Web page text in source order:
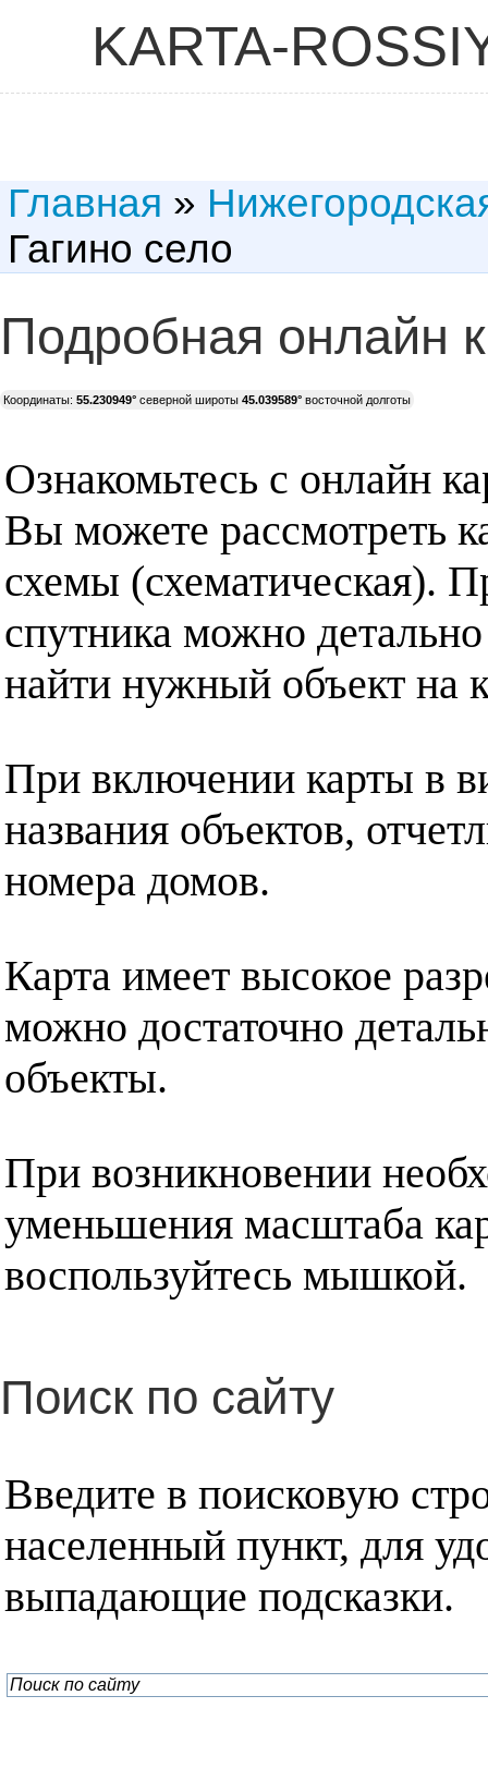
KARTA-
Главная »
Гагино село
Подробная онлайн
Координаты: 55.230949° северной широты 45.039589° восточной долготы
Ознакомьтесь с онлайн
Вы можете рассмотреть
схемы (схематическая).
спутника можно
найти нужный объект на
При включении карты в
названия объектов,
номера домов.
Карта имеет высокое
можно достаточно
объекты.
При возникновении
уменьшения масштаба
воспользуйтесь мышкой.
Поиск по сайту
Введите в поисковую
населенный пункт, для
выпадающие подсказки.